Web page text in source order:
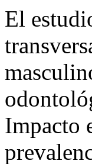
El
Impacto